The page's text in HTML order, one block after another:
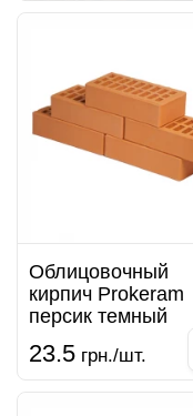
Облицовочный
кирпич Prokeram
персик темный
23.5 грн./шт.